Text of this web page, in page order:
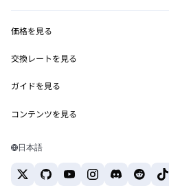
MetaMask Connect
Snaps
Web3サービス
セキュリティ
サポート
キャリア
お問い合わせ
価格を見る
イーサリアムの価格
Solanaの価格
Tetherの価格
交換レートを見る
ETH→USD
USDT→INR
BTC→INR
ETH→USDT
ガイドを見る
ETHの購入
USDTの購入
コンテンツを見る
Solanaウォレット
日本語